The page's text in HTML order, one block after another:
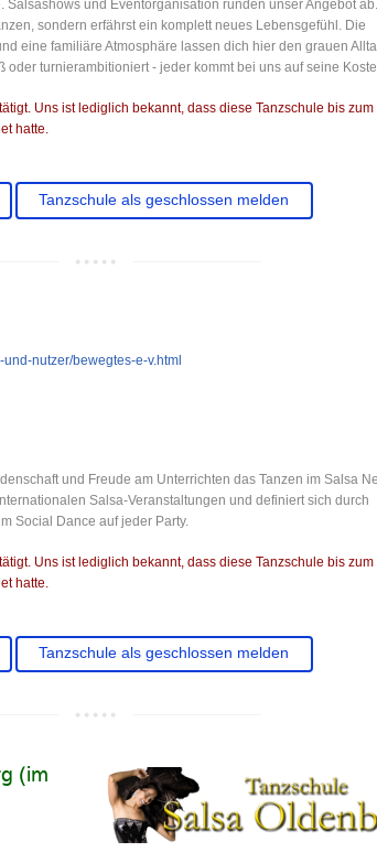
Salsashows und Eventorganisation runden unser Angebot
sondern erfährst ein komplett neues Lebensgefühl. Die
eine familiäre Atmosphäre lassen dich hier den grauen
oder turnierambitioniert - jeder kommt bei uns auf seine
Uns ist lediglich bekannt, dass diese Tanzschule bis zum
hatte.
Tanzschule als geschlossen melden
nutzer/bewegtes-e-v.html
und Freude am Unterrichten das Tanzen im Salsa
Salsa-Veranstaltungen und definiert sich durch
Social Dance auf jeder Party.
Uns ist lediglich bekannt, dass diese Tanzschule bis zum
hatte.
Tanzschule als geschlossen melden
(im